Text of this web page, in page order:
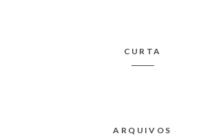
CURTA
ARQUIVOS